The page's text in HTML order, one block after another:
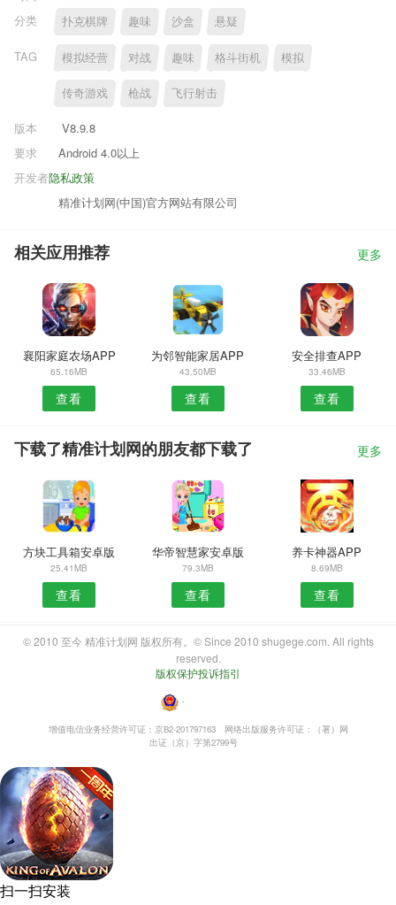
分类
扑克棋牌 趣味 沙盒 悬疑
TAG 模拟经营 对战 趣味 格斗街机 模拟
传奇游戏 枪战 飞行射击
版本
V8.9.8
要求
Android 4.0以上
隐私政策
开发者
精准计划网(中国)官方网站有限公司
相关应用推荐 更多
襄阳家庭农场APP
65.16MB
查看
为邻智能家居APP
43.50MB
查看
安全排查APP
33.46MB
查看
下载了精准计划网的朋友都下载了 更多
方块工具箱安卓版
25.41MB
查看
华帝智慧家安卓版
79.3MB
查看
养卡神器APP
8.69MB
查看
© 2010 至今 精准计划网 版权所有。© Since 2010 shugege.com. All rights
reserved.
版权保护投诉指引
・
增值电信业务经营许可证：京B2-201797163
网络出版服务许可证：（署）网
出证（京）字第2799号
扫一扫安装